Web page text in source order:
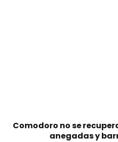
Comodoro no se
anegadas y